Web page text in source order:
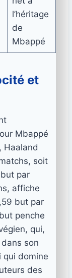
l’héritage
de
Mbappé
et
Mbappé
Haaland
soit
par
affiche
but par
penche
qui,
son
qui domine
des